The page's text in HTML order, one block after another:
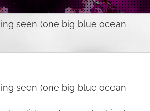
seen (one big blue ocean
seen (one big blue ocean